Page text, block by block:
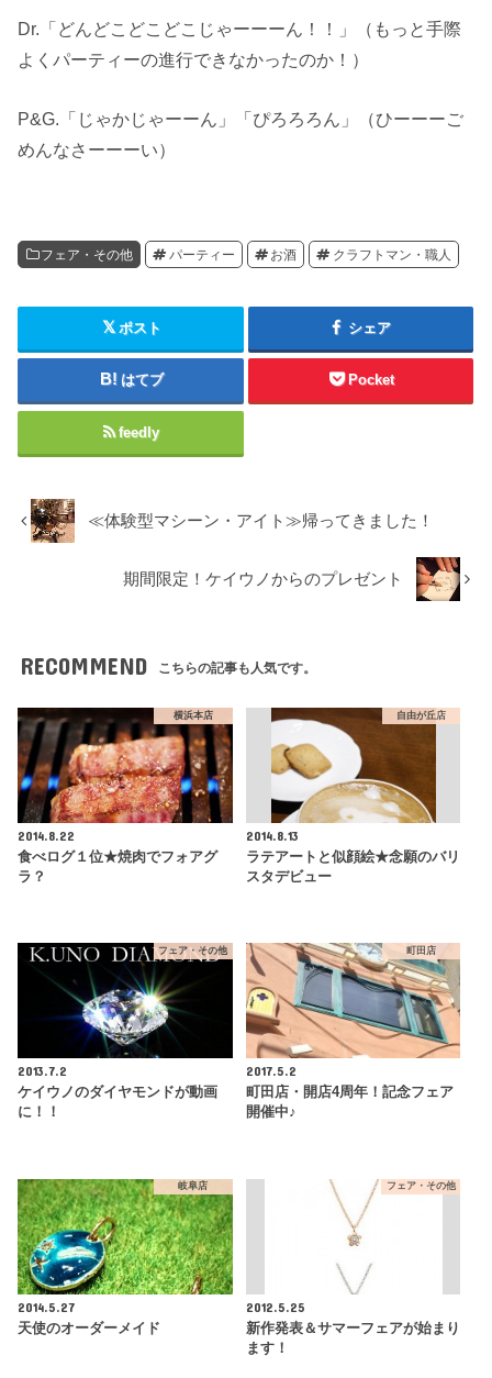
Dr.「どんどこどこどこじゃーーーん！！」（もっと手際
よくパーティーの進行できなかったのか！）
P&G.「じゃかじゃーーん」「ぴろろろん」（ひーーーご
めんなさーーーい）
フェア・その他 パーティー お酒 クラフトマン・職人
ポスト シェア
はてブ Pocket
feedly
≪体験型マシーン・アイト≫帰ってきました！
期間限定！ケイウノからのプレゼント
RECOMMEND こちらの記事も人気です。
横浜本店
2014.8.22
食べログ１位★焼肉でフォアグ
ラ？
自由が丘店
2014.8.13
ラテアートと似顔絵★念願のバリ
スタデビュー
フェア・その他
2013.7.2
ケイウノのダイヤモンドが動画
に！！
町田店
2017.5.2
町田店・開店4周年！記念フェア
開催中♪
岐阜店
2014.5.27
天使のオーダーメイド
フェア・その他
2012.5.25
新作発表＆サマーフェアが始まり
ます！